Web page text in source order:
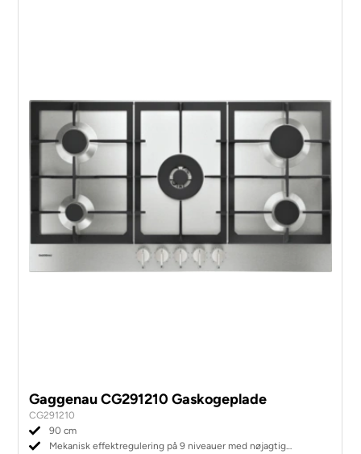
Gaggenau CG291210 Gaskogeplade
CG291210
90 cm
Mekanisk effektregulering på 9 niveauer med nøjagtig